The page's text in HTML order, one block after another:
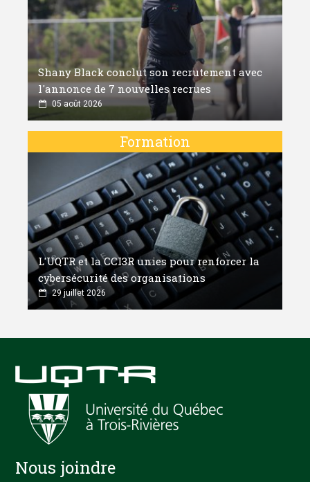
Shany Black conclut son recrutement avec
l'annonce de 7 nouvelles recrues
05 août 2026
Formation
L'UQTR et la CCI3R unies pour renforcer la
cybersécurité des organisations
29 juillet 2026
Nous joindre